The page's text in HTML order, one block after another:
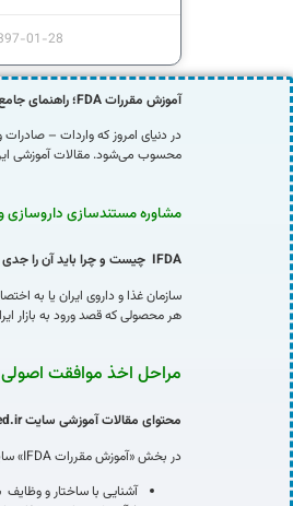
01-28
آموزش مقررات
؛ راهنمای
محسوب می‌شود. مقالات آموزشی
مشاوره مستندسازی داروسازی
IFDA چیست و چرا باید آن را جدی
هر محصولی که قصد ورود به بازار
مراحل اخذ موافقت اصولی کارخانه | 4 مدرک مورد نیاز، نکات
محتوای مقالات آموزشی سایتmobinpharmed.ir
در بخش «آموزش مقررات IFDA» سایت مبین فارمد افرا، مجموعه‌ای از مقالات تخصصی در حوزه‌های زیر منتشر می‌شود:
آشنایی با ساختار و وظایف